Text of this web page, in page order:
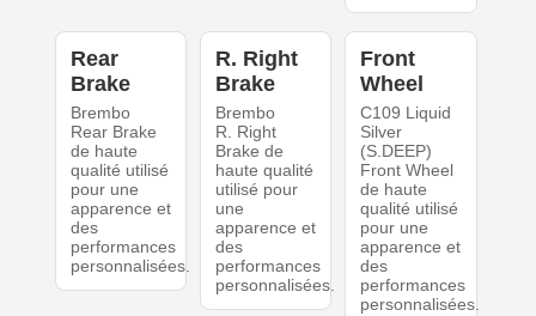
Rear
Brake
Brembo
Rear Brake
de haute
qualité utilisé
pour une
apparence et
des
performances
personnalisées.
R. Right
Brake
Brembo
R. Right
Brake de
haute qualité
utilisé pour
une
apparence et
des
performances
personnalisées.
Front
Wheel
C109 Liquid
Silver
(S.DEEP)
Front Wheel
de haute
qualité utilisé
pour une
apparence et
des
performances
personnalisées.